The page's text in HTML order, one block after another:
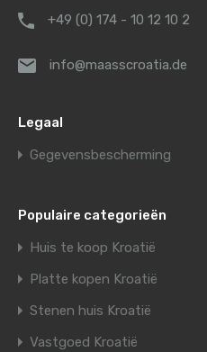
+49 (0) 174 - 10 12 10 2
info@maasscroatia.de
Legaal
Gegevensbescherming
Populaire categorieën
Huis te koop Kroatië
Platte kopen Kroatië
Stenen huis Kroatië
Vastgoed Kroatië